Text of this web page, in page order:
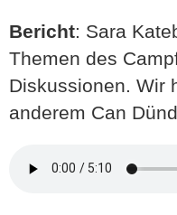
Bericht: Sara
Themen des
Diskussionen. Wir
anderem Can